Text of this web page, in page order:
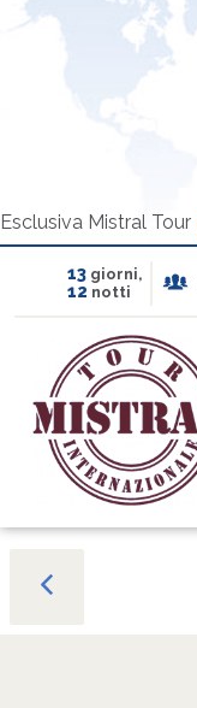
Esclusiva Mistral Tour
13 giorni,
12 notti